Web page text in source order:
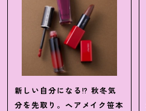
新しい自分になる!? 秋冬気
分を先取り。ヘアメイク笹本